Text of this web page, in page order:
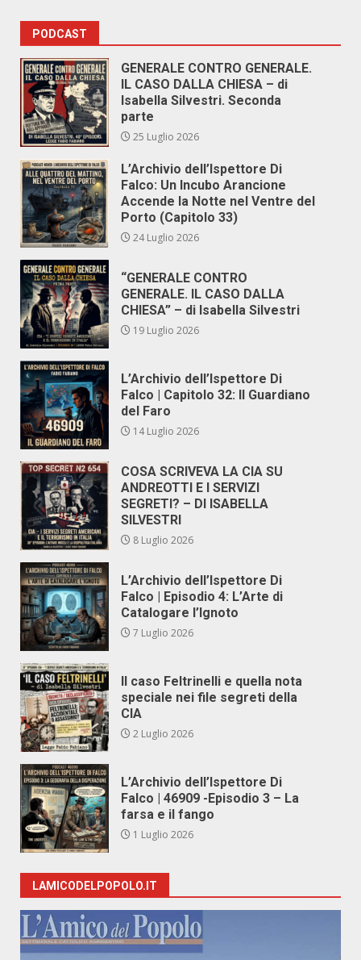
PODCAST
GENERALE CONTRO GENERALE.
IL CASO DALLA CHIESA – di
Isabella Silvestri. Seconda
parte
25 Luglio 2026
L’Archivio dell’Ispettore Di
Falco: Un Incubo Arancione
Accende la Notte nel Ventre del
Porto (Capitolo 33)
24 Luglio 2026
“GENERALE CONTRO
GENERALE. IL CASO DALLA
CHIESA” – di Isabella Silvestri
19 Luglio 2026
L’Archivio dell’Ispettore Di
Falco | Capitolo 32: Il Guardiano
del Faro
14 Luglio 2026
COSA SCRIVEVA LA CIA SU
ANDREOTTI E I SERVIZI
SEGRETI? – DI ISABELLA
SILVESTRI
8 Luglio 2026
L’Archivio dell’Ispettore Di
Falco | Episodio 4: L’Arte di
Catalogare l’Ignoto
7 Luglio 2026
Il caso Feltrinelli e quella nota
speciale nei file segreti della
CIA
2 Luglio 2026
L’Archivio dell’Ispettore Di
Falco | 46909 -Episodio 3 – La
farsa e il fango
1 Luglio 2026
LAMICODELPOPOLO.IT